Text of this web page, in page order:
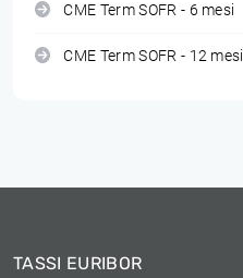
CME Term SOFR - 6 mesi
CME Term SOFR - 12 mesi
TASSI EURIBOR